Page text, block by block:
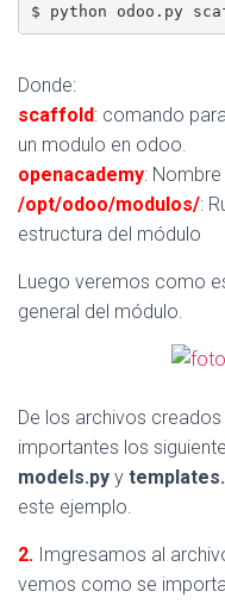
Donde:
scaffold: comando
un modulo en odoo.
openacademy:
/opt/odoo/modulos/:
estructura del módulo
Luego veremos como
general del módulo.
De los archivos
importantes los
models.py y
este ejemplo.
2. Imgresamos al
vemos como se